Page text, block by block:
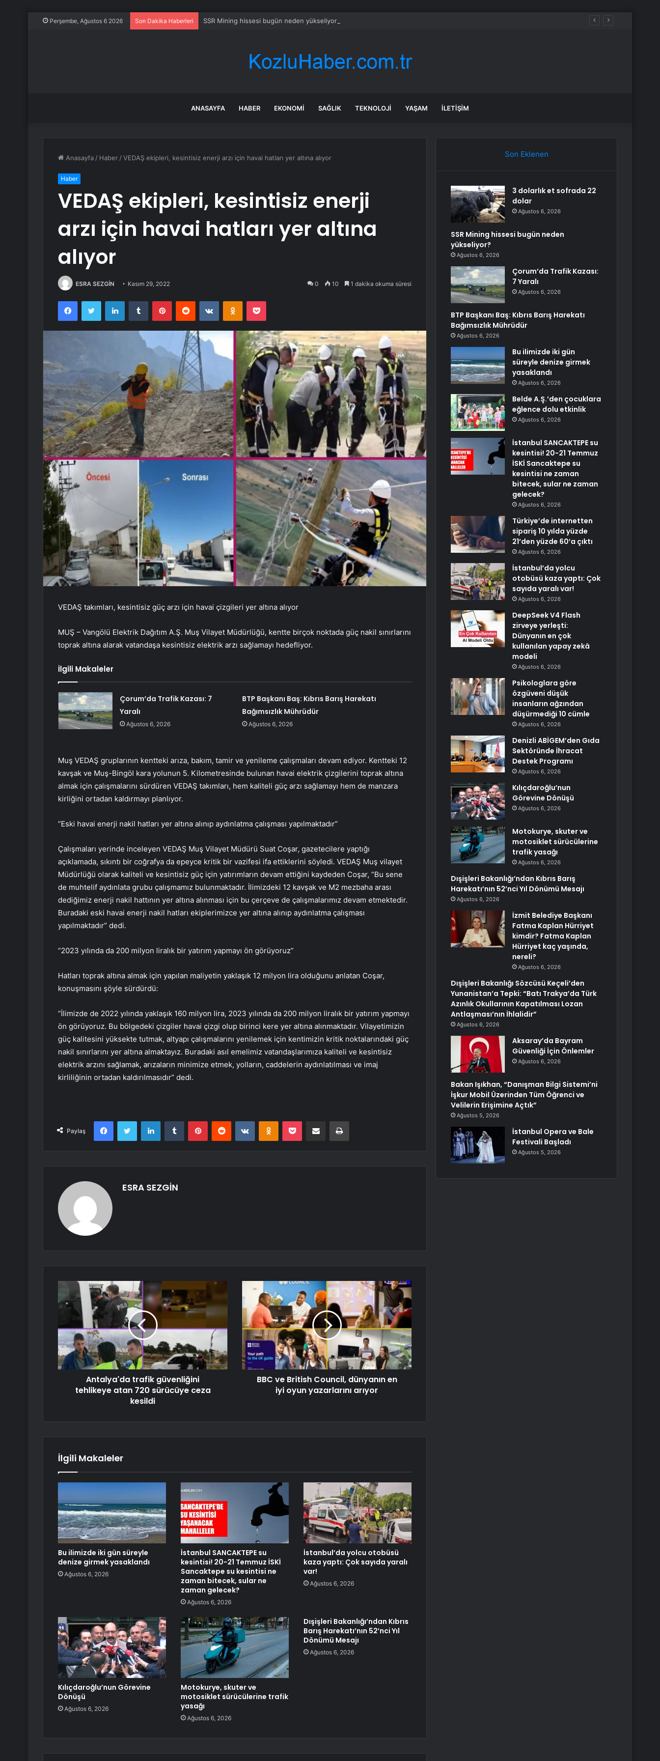
Perşembe, Ağustos 6 2026 Son Dakika Haberleri SSR Mining hissesi bugün neden yükseliyor?
ANASAYFA HABER EKONOMI SAĞLIK TEKNOLOJI YAŞAM İLETIŞIM
Anasayfa / Haber /VEDAŞ ekipleri, kesintisiz enerji arzı için havai hatları yer altına alıyor
Haber
VEDAŞ ekipleri, kesintisiz enerji
arzı için havai hatları yer altına
alıyor
ESRA SEZGİN Kasım 29, 2022 0 10 1 dakika okuma süresi
FacebookTwitter LinkedInTumblr PinterestReddit VKontakteOdnoklassniki
Pocket
VEDAŞ takımları, kesintisiz güç arzı için havai çizgileri yer altına alıyor
MUŞ – Vangölü Elektrik Dağıtım A.Ş. Muş Vilayet Müdürlüğü, kentte birçok noktada güç nakil sınırlarını
toprak altına alarak vatandaşa kesintisiz elektrik arzı sağlamayı hedefliyor.
İlgili Makaleler
Çorum’da Trafik Kazası: 7
Yaralı
Ağustos 6, 2026
BTP Başkanı Baş: Kıbrıs Barış Harekatı
Bağımsızlık Mührüdür
Ağustos 6, 2026
Muş VEDAŞ gruplarının kentteki arıza, bakım, tamir ve yenileme çalışmaları devam ediyor. Kentteki 12
kavşak ve Muş-Bingöl kara yolunun 5. Kilometresinde bulunan havai elektrik çizgilerini toprak altına
almak için çalışmalarını sürdüren VEDAŞ takımları, hem kaliteli güç arzı sağlamayı hem de manzara
kirliğini ortadan kaldırmayı planlıyor.
“Eski havai enerji nakil hatları yer altına alınıp aydınlatma çalışması yapılmaktadır”
Çalışmaları yerinde inceleyen VEDAŞ Muş Vilayet Müdürü Suat Coşar, gazetecilere yaptığı
açıklamada, sıkıntı bir coğrafya da epeyce kritik bir vazifesi ifa ettiklerini söyledi. VEDAŞ Muş vilayet
Müdürlüğü olarak kaliteli ve kesintisiz güç için yatırımların devam ettiğini kaydeden Coşar, “Bu sene
de muhtelif aydınlata grubu çalışmamız bulunmaktadır. İlimizdeki 12 kavşak ve M2 mezbaha arası
dediğimiz enerji nakil hattının yer altına alınması için bu çerçeve de çalışmalarımız devam etmektedir.
Buradaki eski havai enerji nakil hatları ekiplerimizce yer altına alınıp aydınlatma çalışması
yapılmaktadır” dedi.
“2023 yılında da 200 milyon liralık bir yatırım yapmayı ön görüyoruz”
Hatları toprak altına almak için yapılan maliyetin yaklaşık 12 milyon lira olduğunu anlatan Coşar,
konuşmasını şöyle sürdürdü:
“İlimizde de 2022 yılında yaklaşık 160 milyon lira, 2023 yılında da 200 milyon liralık bir yatırım yapmayı
ön görüyoruz. Bu bölgedeki çizgiler havai çizgi olup birinci kere yer altına alınmaktadır. Vilayetimizin
güç kalitesini yüksekte tutmak, altyapı çalışmalarını yenilemek için kentimizin kritik noktalarındaki güç
nakil sınırlarını yer altına almaktayız. Buradaki asıl emelimiz vatandaşlarımıza kaliteli ve kesintisiz
elektrik arzını sağlamak, arızaların minimize etmek, yolların, caddelerin aydınlatılması ve imaj
kirliliğinin ortadan kaldırılmasıdır” dedi.
Paylaş
FacebookTwitter LinkedInTumblr PinterestReddit VKontakteOdnoklassniki
Pocket E-Posta ile paylaş Yazdır
ESRA SEZGİN
Antalya'da trafik güvenliğini
tehlikeye atan 720 sürücüye ceza
kesildi
BBC ve British Council, dünyanın en
iyi oyun yazarlarını arıyor
İlgili Makaleler
Bu ilimizde iki gün süreyle
denize girmek yasaklandı
Ağustos 6, 2026
İstanbul SANCAKTEPE su
kesintisi! 20-21 Temmuz İSKİ
Sancaktepe su kesintisi ne
zaman bitecek, sular ne
zaman gelecek?
Ağustos 6, 2026
İstanbul’da yolcu otobüsü
kaza yaptı: Çok sayıda yaralı
var!
Ağustos 6, 2026
Kılıçdaroğlu’nun Görevine
Dönüşü
Ağustos 6, 2026
Motokurye, skuter ve
motosiklet sürücülerine trafik
yasağı
Ağustos 6, 2026
Dışişleri Bakanlığı’ndan Kıbrıs
Barış Harekatı’nın 52’nci Yıl
Dönümü Mesajı
Ağustos 6, 2026
Son Eklenen
3 dolarlık et sofrada 22
dolar
Ağustos 6, 2026
SSR Mining hissesi bugün neden
yükseliyor?
Ağustos 6, 2026
Çorum’da Trafik Kazası:
7 Yaralı
Ağustos 6, 2026
BTP Başkanı Baş: Kıbrıs Barış Harekatı
Bağımsızlık Mührüdür
Ağustos 6, 2026
Bu ilimizde iki gün
süreyle denize girmek
yasaklandı
Ağustos 6, 2026
Belde A.Ş.’den çocuklara
eğlence dolu etkinlik
Ağustos 6, 2026
İstanbul SANCAKTEPE su
kesintisi! 20-21 Temmuz
İSKİ Sancaktepe su
kesintisi ne zaman
bitecek, sular ne zaman
gelecek?
Ağustos 6, 2026
Türkiye’de internetten
sipariş 10 yılda yüzde
21’den yüzde 60’a çıktı
Ağustos 6, 2026
İstanbul’da yolcu
otobüsü kaza yaptı: Çok
sayıda yaralı var!
Ağustos 6, 2026
DeepSeek V4 Flash
zirveye yerleşti:
Dünyanın en çok
kullanılan yapay zekâ
modeli
Ağustos 6, 2026
Psikologlara göre
özgüveni düşük
insanların ağzından
düşürmediği 10 cümle
Ağustos 6, 2026
Denizli ABİGEM’den Gıda
Sektöründe İhracat
Destek Programı
Ağustos 6, 2026
Kılıçdaroğlu’nun
Görevine Dönüşü
Ağustos 6, 2026
Motokurye, skuter ve
motosiklet sürücülerine
trafik yasağı
Ağustos 6, 2026
Dışişleri Bakanlığı’ndan Kıbrıs Barış
Harekatı’nın 52’nci Yıl Dönümü Mesajı
Ağustos 6, 2026
İzmit Belediye Başkanı
Fatma Kaplan Hürriyet
kimdir? Fatma Kaplan
Hürriyet kaç yaşında,
nereli?
Ağustos 6, 2026
Dışişleri Bakanlığı Sözcüsü Keçeli’den
Yunanistan’a Tepki: “Batı Trakya’da Türk
Azınlık Okullarının Kapatılması Lozan
Antlaşması’nın İhlalidir”
Ağustos 6, 2026
Aksaray’da Bayram
Güvenliği İçin Önlemler
Ağustos 6, 2026
Bakan Işıkhan, “Danışman Bilgi Sistemi’ni
İşkur Mobil Üzerinden Tüm Öğrenci ve
Velilerin Erişimine Açtık”
Ağustos 5, 2026
İstanbul Opera ve Bale
Festivali Başladı
Ağustos 5, 2026